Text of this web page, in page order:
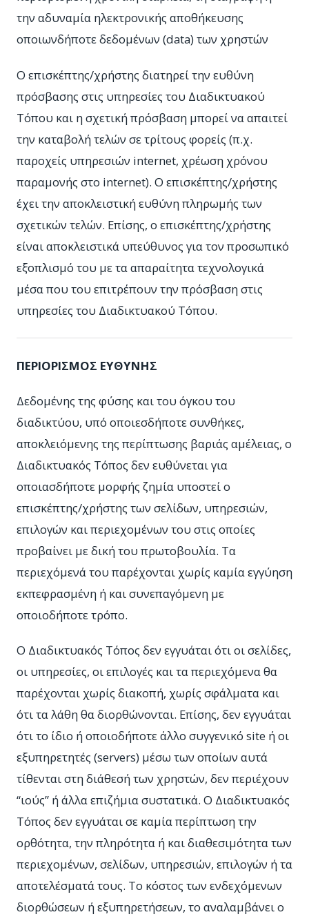
την αδυναμία ηλεκτρονικής αποθήκευσης
οποιωνδήποτε δεδομένων (data) των χρηστών
Ο επισκέπτης/χρήστης διατηρεί την ευθύνη
πρόσβασης στις υπηρεσίες του Διαδικτυακού
Τόπου και η σχετική πρόσβαση μπορεί να απαιτεί
την καταβολή τελών σε τρίτους φορείς (π.χ.
παροχείς υπηρεσιών internet, χρέωση χρόνου
παραμονής στο internet). Ο επισκέπτης/χρήστης
έχει την αποκλειστική ευθύνη πληρωμής των
σχετικών τελών. Επίσης, ο επισκέπτης/χρήστης
είναι αποκλειστικά υπεύθυνος για τον προσωπικό
εξοπλισμό του με τα απαραίτητα τεχνολογικά
μέσα που του επιτρέπουν την πρόσβαση στις
υπηρεσίες του Διαδικτυακού Τόπου.
ΠΕΡΙΟΡΙΣΜΟΣ ΕΥΘΥΝΗΣ
Δεδομένης της φύσης και του όγκου του
διαδικτύου, υπό οποιεσδήποτε συνθήκες,
αποκλειόμενης της περίπτωσης βαριάς αμέλειας, ο
Διαδικτυακός Τόπος δεν ευθύνεται για
οποιασδήποτε μορφής ζημία υποστεί ο
επισκέπτης/χρήστης των σελίδων, υπηρεσιών,
επιλογών και περιεχομένων του στις οποίες
προβαίνει με δική του πρωτοβουλία. Τα
περιεχόμενά του παρέχονται χωρίς καμία εγγύηση
εκπεφρασμένη ή και συνεπαγόμενη με
οποιοδήποτε τρόπο.
Ο Διαδικτυακός Τόπος δεν εγγυάται ότι οι σελίδες,
οι υπηρεσίες, οι επιλογές και τα περιεχόμενα θα
παρέχονται χωρίς διακοπή, χωρίς σφάλματα και
ότι τα λάθη θα διορθώνονται. Επίσης, δεν εγγυάται
ότι το ίδιο ή οποιοδήποτε άλλο συγγενικό site ή οι
εξυπηρετητές (servers) μέσω των οποίων αυτά
τίθενται στη διάθεσή των χρηστών, δεν περιέχουν
“ιούς” ή άλλα επιζήμια συστατικά. Ο Διαδικτυακός
Τόπος δεν εγγυάται σε καμία περίπτωση την
ορθότητα, την πληρότητα ή και διαθεσιμότητα των
περιεχομένων, σελίδων, υπηρεσιών, επιλογών ή τα
αποτελέσματά τους. Το κόστος των ενδεχόμενων
διορθώσεων ή εξυπηρετήσεων, το αναλαμβάνει ο